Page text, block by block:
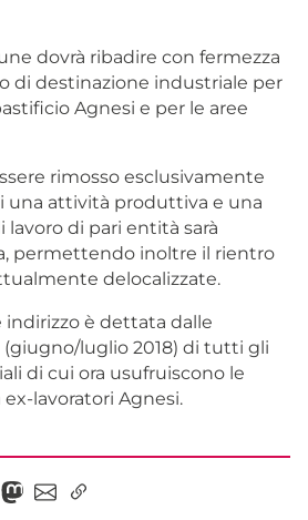
dovrà ribadire con fermezza
di destinazione industriale per
Agnesi e per le aree
rimosso esclusivamente
una attività produttiva e una
lavoro di pari entità sarà
permettendo inoltre il rientro
delocalizzate.
indirizzo è dettata dalle
(giugno/luglio 2018) di tutti gli
di cui ora usufruiscono le
lavoratori Agnesi.